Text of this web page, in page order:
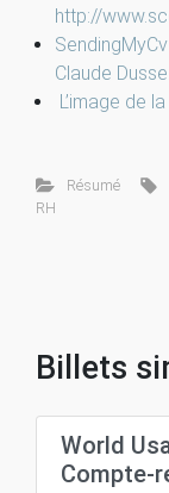
http://
Claude Dusse.
L’image de
Résumé
RH
Billets
World
Compte-